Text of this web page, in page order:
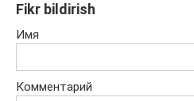
Fikr bildirish
Имя
Комментарий